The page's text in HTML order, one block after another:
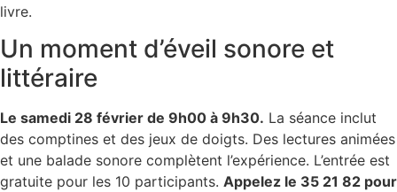
livre.
Un moment d’éveil sonore et
littéraire
Le samedi 28 février de 9h00 à 9h30. La séance inclut
des comptines et des jeux de doigts. Des lectures animées
et une balade sonore complètent l’expérience. L’entrée est
gratuite pour les 10 participants. Appelez le 35 21 82 pour